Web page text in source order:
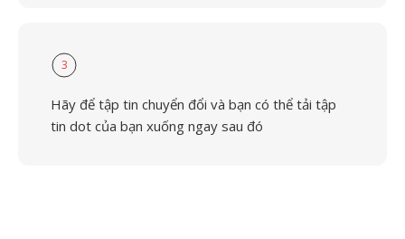
3
Hãy để tập tin chuyển đổi và bạn có thể tải tập
tin dot của bạn xuống ngay sau đó